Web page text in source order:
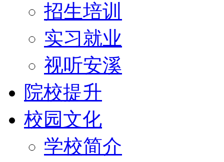
招生培训
实习就业
视听安溪
院校提升
校园文化
学校简介